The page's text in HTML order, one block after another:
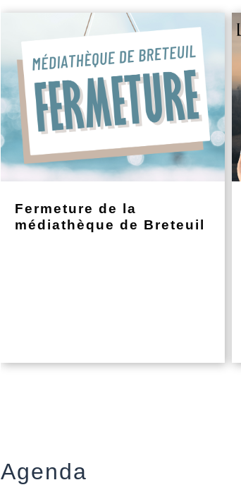
Fermeture de la
médiathèque de Breteuil
Agenda